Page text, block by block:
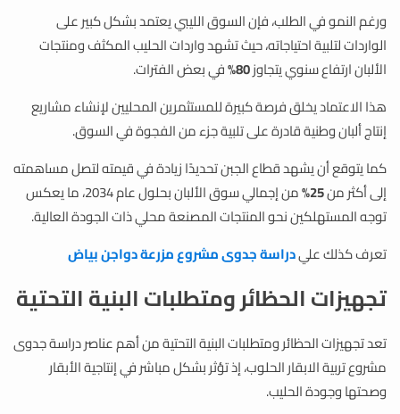
ورغم النمو في الطلب، فإن السوق الليبي يعتمد بشكل كبير على
الواردات لتلبية احتياجاته، حيث تشهد واردات الحليب المكثف ومنتجات
الألبان ارتفاع سنوي يتجاوز80% في بعض الفترات.
هذا الاعتماد يخلق فرصة كبيرة للمستثمرين المحليين لإنشاء مشاريع
إنتاج ألبان وطنية قادرة على تلبية جزء من الفجوة في السوق.
كما يتوقع أن يشهد قطاع الجبن تحديدًا زيادة في قيمته لتصل مساهمته
إلى أكثر من25%
من إجمالي سوق الألبان بحلول عام 2034، ما يعكس
توجه المستهلكين نحو المنتجات المصنعة محلي ذات الجودة العالية.
تعرف كذلك عليدراسة جدوى مشروع مزرعة دواجن بياض
تجهيزات الحظائر ومتطلبات البنية التحتية
تعد تجهيزات الحظائر ومتطلبات البنية التحتية من أهم عناصر دراسة جدوى
مشروع تربية الابقار الحلوب، إذ تؤثر بشكل مباشر في إنتاجية الأبقار
وصحتها وجودة الحليب.